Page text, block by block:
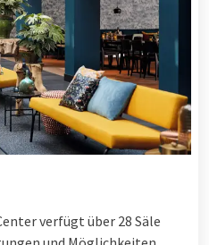
verfügt über 28 Säle